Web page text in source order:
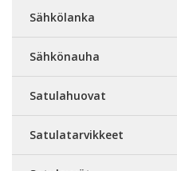
Sähkölanka
Sähkönauha
Satulahuovat
Satulatarvikkeet